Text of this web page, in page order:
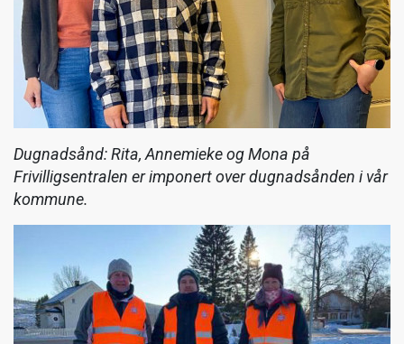
Dugnadsånd: Rita, Annemieke og Mona på
Frivilligsentralen er imponert over dugnadsånden i vår
kommune.